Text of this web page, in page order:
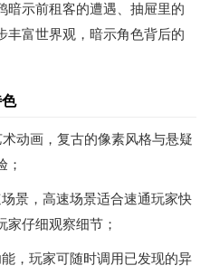
暗示前租客的遭遇、抽屉里的
丰富世界观，暗示角色背后的
动画，复古的像素风格与悬疑
；
景，高速场景适合速通玩家快
仔细观察细节；
，玩家可随时调用已发现的异